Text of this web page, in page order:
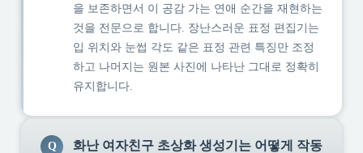
을 보존하면서 이 공감 가는 연애 순간을 재현하는
것을 전문으로 합니다. 장난스러운 표정 편집기는
입 위치와 눈썹 각도 같은 표정 관련 특징만 조정
하고 나머지는 원본 사진에 나타난 그대로 정확히
유지합니다.
Q
화난 여자친구 초상화 생성기는 어떻게 작동